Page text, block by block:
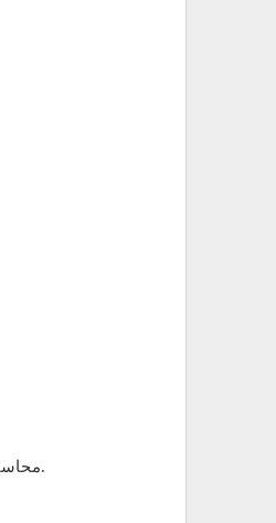
محاسبه قادره على اداره كافه العمليات الماليه بالشركه من استخراج فواتير البيع ومراجعتها وتسجيل كافه العمليات الماليه على برنامج الحسابات المخصص لذلك.